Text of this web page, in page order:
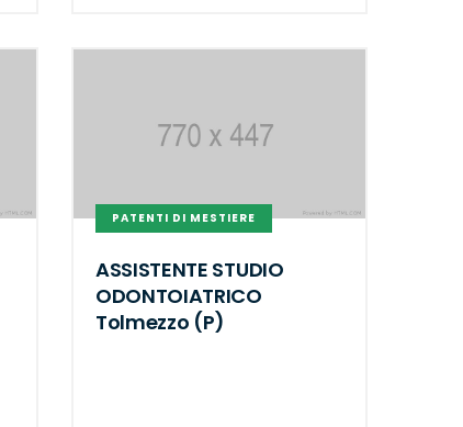
PATENTI DI MESTIERE
ASSISTENTE STUDIO
ODONTOIATRICO
Tolmezzo (P)